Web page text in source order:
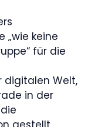
„wie keine
für die
Welt,
in der